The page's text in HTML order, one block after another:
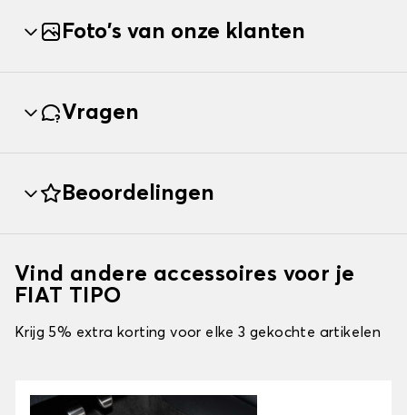
Foto's van onze klanten
Vragen
Beoordelingen
Vind andere accessoires voor je
FIAT TIPO
Krijg 5% extra korting voor elke 3 gekochte artikelen